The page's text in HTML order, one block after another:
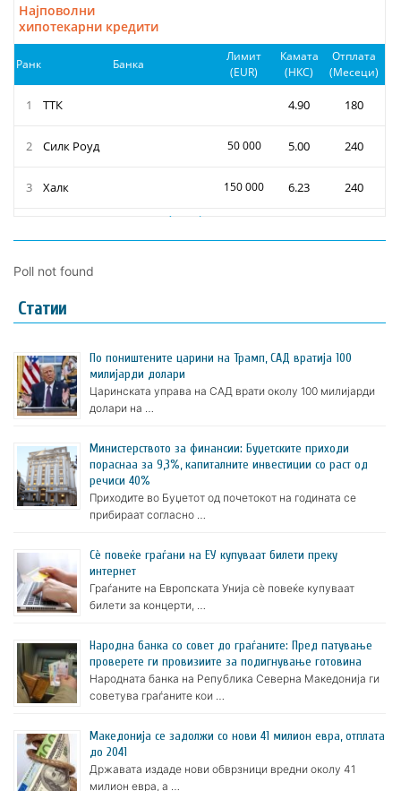
Poll not found
Статии
По поништените царини на Трамп, САД вратија 100
милијарди долари
Царинската управа на САД врати околу 100 милијарди
долари на …
Министерството за финансии: Буџетските приходи
пораснаа за 9,3%, капиталните инвестиции со раст од
речиси 40%
Приходите во Буџетот од почетокот на годината се
прибираат согласно …
Сè повеќе граѓани на ЕУ купуваат билети преку
интернет
Граѓаните на Европската Унија сè повеќе купуваат
билети за концерти, …
Народна банка со совет до граѓаните: Пред патување
проверете ги провизиите за подигнување готовина
Народната банка на Република Северна Македонија ги
советува граѓаните кои …
Македонија се задолжи со нови 41 милион евра, отплата
до 2041
Државата издаде нови обврзници вредни околу 41
милион евра, а …